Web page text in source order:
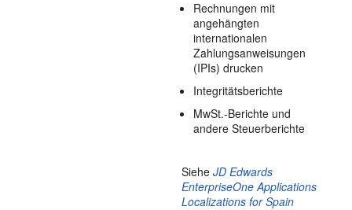
Rechnungen mit
angehängten
internationalen
Zahlungsanweisungen
(IPIs) drucken
Integritätsberichte
MwSt.-Berichte und
andere Steuerberichte
SieheJD Edwards
EnterpriseOne Applications
Localizations for Spain